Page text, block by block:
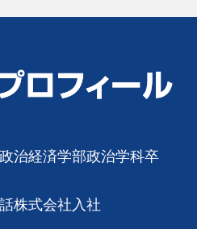
治経済学部政治学科卒
株式会社入社